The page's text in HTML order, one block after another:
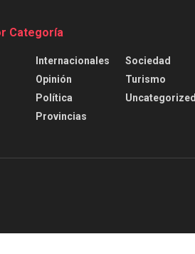
Categoría
Internacionales
Opinión
Política
Provincias
Sociedad
Turismo
Uncategorized